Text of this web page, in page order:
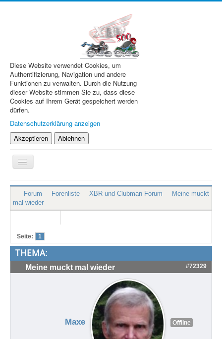
Diese Website verwendet Cookies, um
Authentifizierung, Navigation und andere
Funktionen zu verwalten. Durch die Nutzung
dieser Website stimmen Sie zu, dass diese
Cookies auf Ihrem Gerät gespeichert werden
dürfen.
Datenschutzerklärung anzeigen
Akzeptieren
Ablehnen
Navigation
an/aus
XBR.de
Technik
Treffen & Touren
Cafe-Ecke
Suche
Forum Forenliste XBR und Clubman Forum
Meine muckt
mal wieder
Seite: 1
THEMA:
Meine muckt mal wieder #72329
Maxe Offline